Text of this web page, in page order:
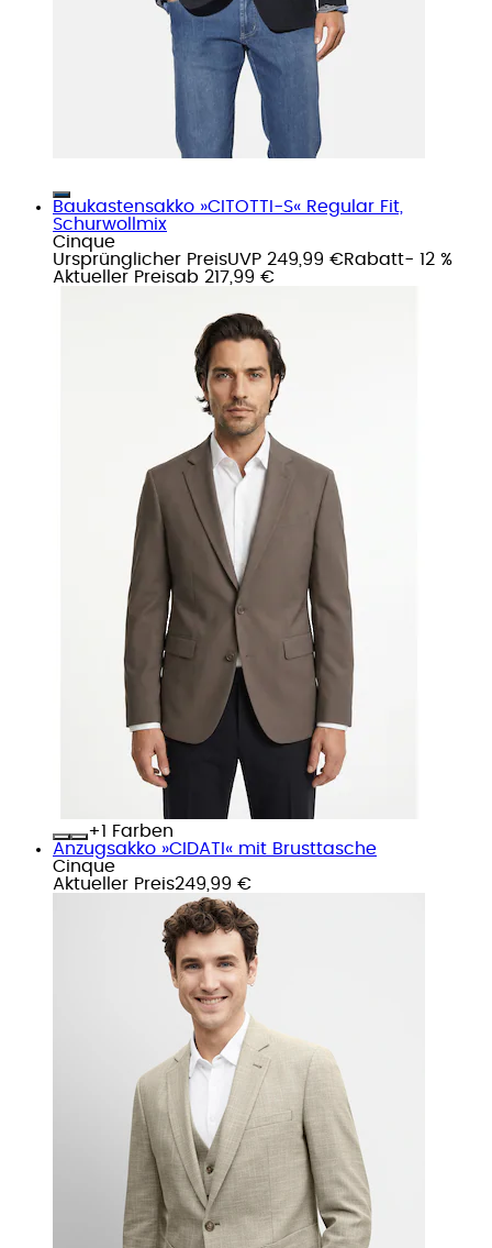
Baukastensakko »CITOTTI-S« Regular Fit,
Schurwollmix
Cinque
Ursprünglicher PreisUVP 249,99 €Rabatt- 12 %
Aktueller Preisab 217,99 €
+
Farben
Anzugsakko »CIDATI« mit Brusttasche
Cinque
Aktueller Preis249,99 €